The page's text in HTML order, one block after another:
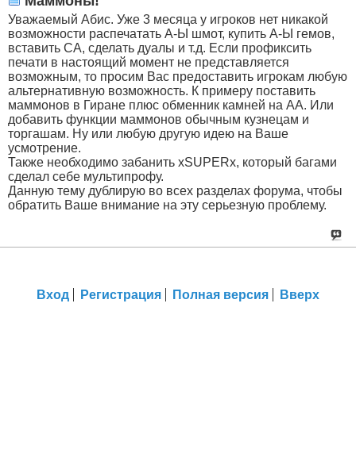
Уважаемый Абис. Уже 3 месяца у игроков нет никакой
возможности распечатать А-Ы шмот, купить А-Ы гемов,
вставить СА, сделать дуалы и т.д. Если профиксить
печати в настоящий момент не представляется
возможным, то просим Вас предоставить игрокам любую
альтернативную возможность. К примеру поставить
маммонов в Гиране плюс обменник камней на АА. Или
добавить функции маммонов обычным кузнецам и
торгашам. Ну или любую другую идею на Ваше
усмотрение.
Также необходимо забанить xSUPERx, который багами
сделал себе мультипрофу.
Данную тему дублирую во всех разделах форума, чтобы
обратить Ваше внимание на эту серьезную проблему.
Вход Регистрация Полная версия Вверх